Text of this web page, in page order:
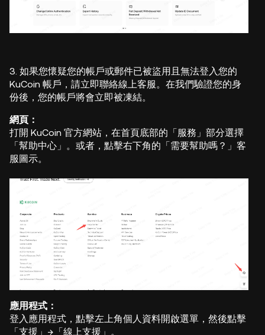
3. 如果您懷疑您的帳戶或郵件已被盜用且無法登入您的
KuCoin 帳戶，請立即聯絡線上客服。在我們驗證您的身
份後，您的帳戶將會立即被凍結。
網頁：
打開 KuCoin 官方網站，在首頁底部的「服務」部分選擇
「幫助中心」。或者，點擊右下角的「需要幫助嗎？」客
服圖示。
應用程式：
登入應用程式，點擊左上角個人資料開啟選單，然後點擊
「支援」→「線上支援」。